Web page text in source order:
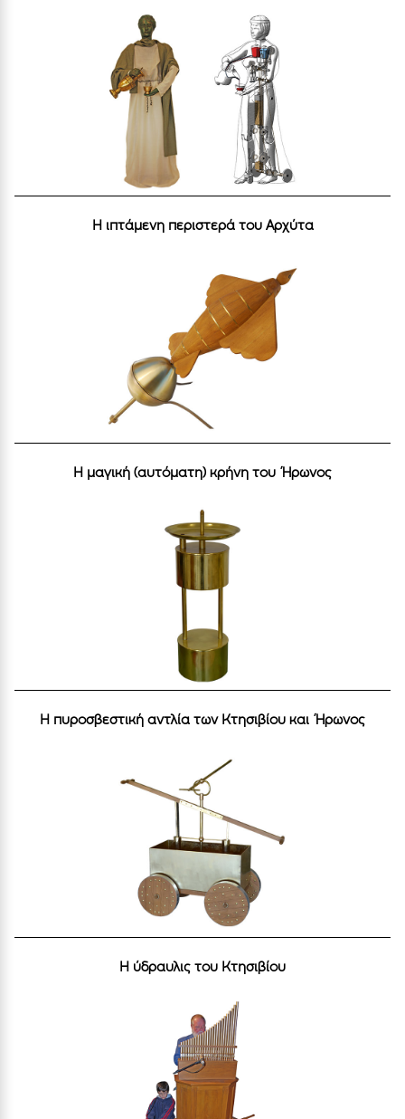
Η ιπτάμενη περιστερά του Αρχύτα
Η μαγική (αυτόματη) κρήνη του Ήρωνος
Η πυροσβεστική αντλία των Κτησιβίου και Ήρωνος
Η ύδραυλις του Κτησιβίου